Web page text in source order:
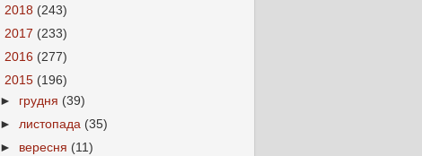
2018 (243)
2017 (233)
2016 (277)
2015 (196)
► грудня (39)
►листопада (35)
► вересня (11)